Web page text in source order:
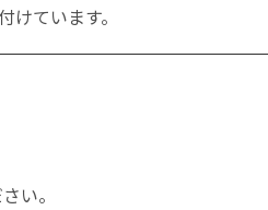
ています。
い。